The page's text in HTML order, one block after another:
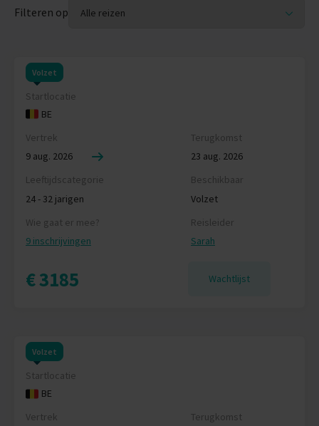
Filteren op
Volzet
Startlocatie
BE
Vertrek
9 aug. 2026
Terugkomst
23 aug. 2026
Leeftijdscategorie
24 - 32 jarigen
Beschikbaar
Volzet
Wie gaat er mee?
9 inschrijvingen
Reisleider
Sarah
€ 3185 Wachtlijst
Volzet
Startlocatie
BE
Vertrek
Terugkomst